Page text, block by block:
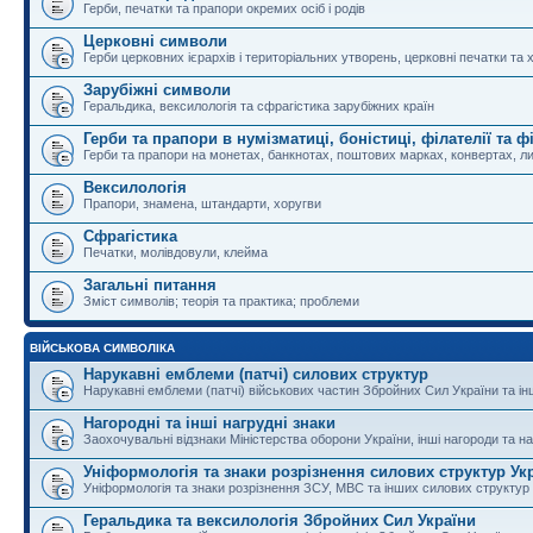
Герби, печатки та прапори окремих осіб і родів
Церковні символи
Герби церковних ієрархів і територіальних утворень, церковні печатки та
Зарубіжні символи
Геральдика, вексилологія та сфрагістика зарубіжних країн
Герби та прапори в нумізматиці, боністиці, філателії та
Герби та прапори на монетах, банкнотах, поштових марках, конвертах,
Вексилологія
Прапори, знамена, штандарти, хоругви
Сфрагістика
Печатки, молівдовули, клейма
Загальні питання
Зміст символів; теорія та практика; проблеми
ВІЙСЬКОВА СИМВОЛІКА
Нарукавні емблеми (патчі) силових структур
Нарукавні емблеми (патчі) військових частин Збройних Сил України та
Нагородні та інші нагрудні знаки
Заохочувальні відзнаки Міністерства оборони України, інші нагороди та
Уніформологія та знаки розрізнення силових структур
Уніформологія та знаки розрізнення ЗСУ, МВС та інших силових структур
Геральдика та вексилологія Збройних Сил України